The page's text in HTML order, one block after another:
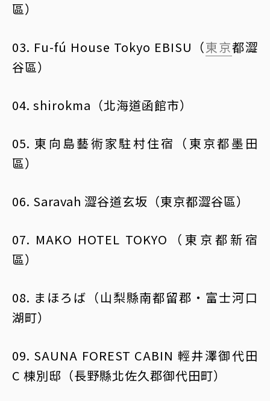
區）
03. Fu-fú House Tokyo EBISU（東京都澀
谷區）
04. shirokma（北海道函館市）
05. 東向島藝術家駐村住宿（東京都墨田
區）
06. Saravah 澀谷道玄坂（東京都澀谷區）
07. MAKO HOTEL TOKYO（東京都新宿
區）
08. まほろば（山梨縣南都留郡・富士河口
湖町）
09. SAUNA FOREST CABIN 輕井澤御代田
C 棟別邸（長野縣北佐久郡御代田町）